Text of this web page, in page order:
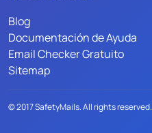
Blog
Documentación de Ayuda
Email Checker Gratuito
Sitemap
© 2017 SafetyMails. All rights reserved.